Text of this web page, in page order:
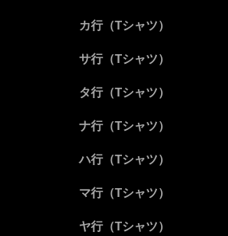
カ行（Tシャツ）
サ行（Tシャツ）
タ行（Tシャツ）
ナ行（Tシャツ）
ハ行（Tシャツ）
マ行（Tシャツ）
ヤ行（Tシャツ）